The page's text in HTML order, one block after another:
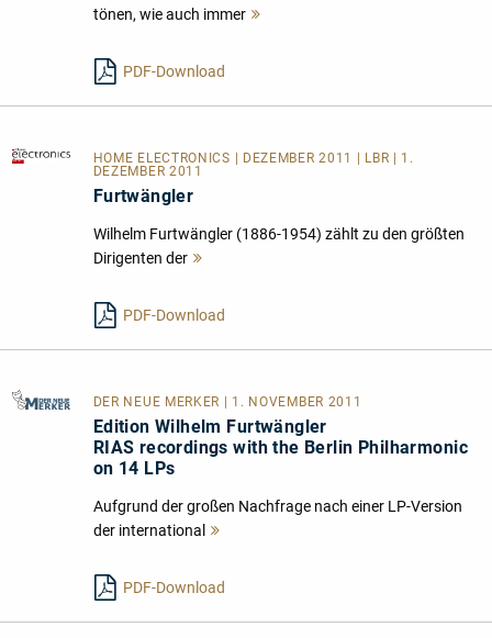
tönen, wie auch immer
PDF-Download
HOME ELECTRONICS | DEZEMBER 2011 | LBR | 1.
DEZEMBER 2011
Furtwängler
Wilhelm Furtwängler (1886-1954) zählt zu den größten
Dirigenten der
PDF-Download
DER NEUE MERKER | 1. NOVEMBER 2011
Edition Wilhelm Furtwängler
RIAS recordings with the Berlin Philharmonic
on 14 LPs
Aufgrund der großen Nachfrage nach einer LP-Version
der international
PDF-Download